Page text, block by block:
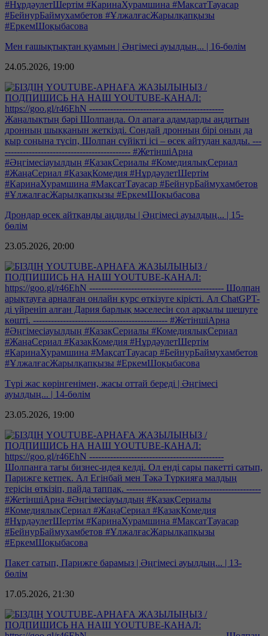
Мен ғашықтықтан қуамын | Әңгімесі ауылдың... | 16-бөлім
24.05.2026, 19:00
Дрондар өсек айтқанды аңдиды | Әңгімесі ауылдың... | 15-
бөлім
23.05.2026, 20:00
Түрі жас көрінгенімен, жасы оттай береді | Әңгімесі
ауылдың... | 14-бөлім
23.05.2026, 19:00
Пакет сатып, Парижге барамыз | Әңгімесі ауылдың... | 13-
бөлім
17.05.2026, 21:30